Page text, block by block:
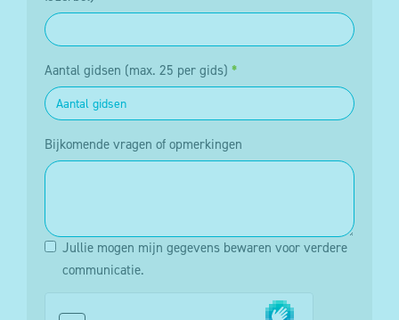
Aantal gidsen (max. 25 per gids) *
Bijkomende vragen of opmerkingen
Jullie mogen mijn gegevens bewaren voor verdere
communicatie.
van het gebruik van onze websites/apps doen we
ook beroep op Google Analytics en Hotjar die
daartoe eveneens gebruik maken van cookies.
Deze cookies kunnen zowel anoniem als niet-
anoniem zijn. Voor het gebruik van niet-anonieme
cookies voor analysedoeleinden wordt
worden geplaatst door je cookie instellingen aan te
passen via de cookie manager.